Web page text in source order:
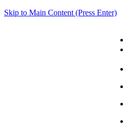
Skip to Main Content (Press Enter)